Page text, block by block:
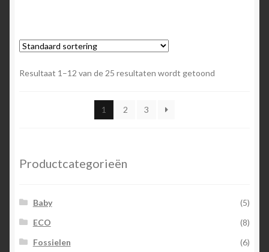
Resultaat 1–12 van de 25 resultaten wordt getoond
1 2 3
Productcategorieën
Baby
(5)
ECO
(8)
Fossielen
(6)